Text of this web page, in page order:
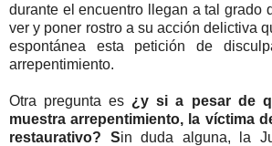
durante el encuentro llegan a tal grado
ver y poner rostro a su acción delictiva
espontánea esta petición de
arrepentimiento.
Otra pregunta es ¿y si a pesar de
muestra arrepentimiento, la víctima
restaurativo? Sin duda alguna, la